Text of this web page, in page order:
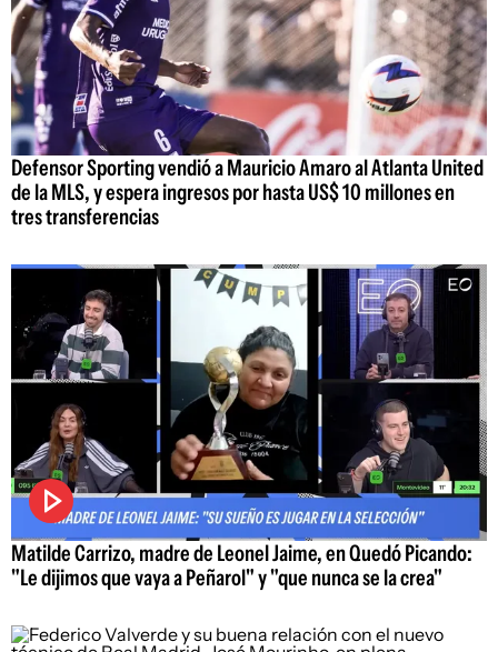
Defensor Sporting vendió a Mauricio Amaro al Atlanta United
de la MLS, y espera ingresos por hasta US$ 10 millones en
tres transferencias
Matilde Carrizo, madre de Leonel Jaime, en Quedó Picando:
"Le dijimos que vaya a Peñarol" y "que nunca se la crea"